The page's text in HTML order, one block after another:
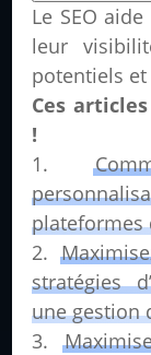
Le SEO
leur
potentiels
Ces
!
plateformes
stratégies
une gestion